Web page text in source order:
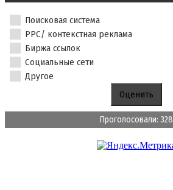
Поисковая система
PPC/ контекстная реклама
Биржа ссылок
Социальные сети
Другое
Проголосовали: 328